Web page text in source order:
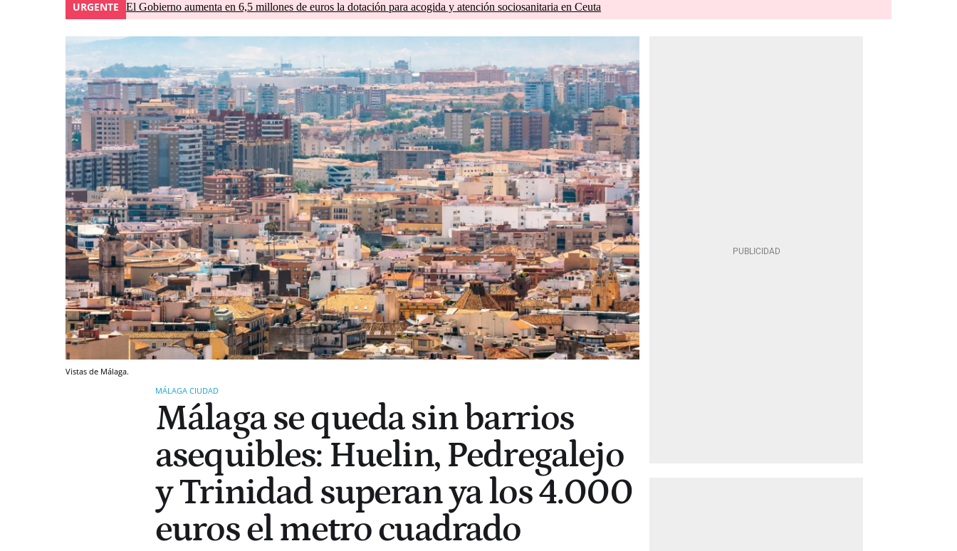
URGENTE El Gobierno aumenta en 6,5 millones de euros la dotación para acogida y atención sociosanitaria en Ceuta
Vistas de Málaga.
MÁLAGA CIUDAD
Málaga se queda sin barrios
asequibles: Huelin, Pedregalejo
y Trinidad superan ya los 4.000
euros el metro cuadrado